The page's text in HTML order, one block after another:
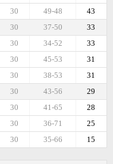
43
49-48
30
33
37-50
30
33
34-52
30
31
45-53
30
31
38-53
30
29
43-56
30
28
41-65
30
25
36-71
30
15
35-66
30